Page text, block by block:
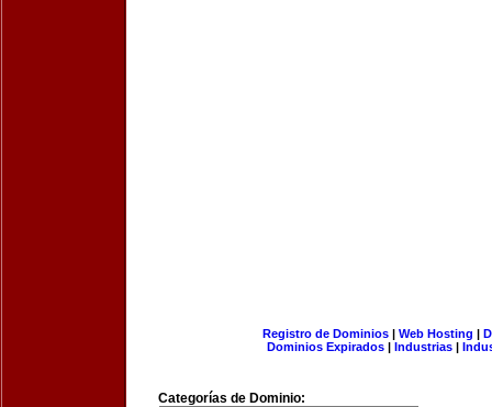
Registro de Dominios| Web Hosting |
Dominios Expirados | Industrias |
Categorías de Dominio: